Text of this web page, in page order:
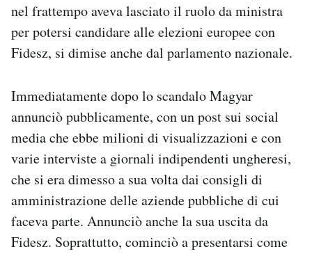
nel frattempo aveva lasciato il ruolo da ministra
per potersi candidare alle elezioni europee con
Fidesz, si dimise anche dal parlamento nazionale.
Immediatamente dopo lo scandalo Magyar
annunciò pubblicamente, con un post sui social
media che ebbe milioni di visualizzazioni e con
varie interviste a giornali indipendenti ungheresi,
che si era dimesso a sua volta dai consigli di
amministrazione delle aziende pubbliche di cui
faceva parte. Annunciò anche la sua uscita da
Fidesz. Soprattutto, cominciò a presentarsi come